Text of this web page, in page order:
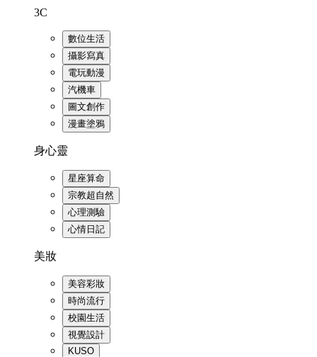
3C
數位生活
攝影寫真
電玩動漫
汽機車
圖文創作
漫畫塗鴉
身心靈
星座算命
宗教超自然
心理測驗
心情日記
美妝
美容彩妝
時尚流行
校園生活
視覺設計
KUSO